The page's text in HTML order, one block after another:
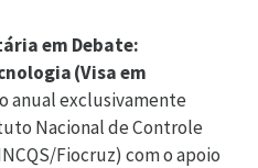
em Debate:
(Visa em
anual exclusivamente
Nacional de Controle
Fiocruz) com o apoio